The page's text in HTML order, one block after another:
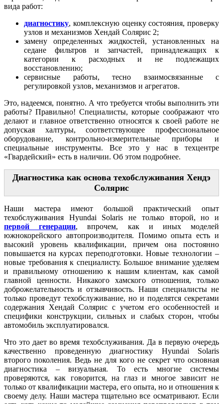
вида работ:
диагностику, комплексную оценку состояния, проверку
узлов и механизмов Хендай Солярис 2;
замену определенных жидкостей, установленных на
седане фильтров и запчастей, принадлежащих к
категории к расходных и не подлежащих
восстановлению;
сервисные работы, тесно взаимосвязанные с
регулировкой узлов, механизмов и агрегатов.
Это, надеемся, понятно. А что требуется чтобы выполнить эти
работы? Правильно! Специалисты, которые соображают что
делают и главное ответственно относятся к своей работе не
допуская халтуры, соответствующее профессиональное
оборудование, контрольно-измерительные приборы и
специальные инструменты. Все это у нас в техцентре
«Гвардейский» есть в наличии. Об этом подробнее.
Диагностика как основа техобслуживания Хендэ
Солярис
Наши мастера имеют большой практический опыт
техобслуживания Hyundai Solaris не только второй, но и
первой генерации, впрочем, как и иных моделей
южнокорейского автопроизводителя. Помимо опыта есть и
высокий уровень квалификации, причем она постоянно
повышается на курсах переподготовки. Новые технологии –
новые требования к специалисту. Большое внимание уделяем
и правильному отношению к нашим клиентам, как самой
главной ценности. Никакого хамского отношения, только
доброжелательность и отзывчивость. Наши специалисты не
только проведут техобслуживание, но и поделятся секретами
содержания Хендай Солярис с учетом его особенностей и
специфики конструкции, сильных и слабых сторон, чтобы
автомобиль эксплуатировался.
Что это дает во время техобслуживания. Да в первую очередь
качественно проведенную диагностику Hyundai Solaris
второго поколения. Ведь не для кого не секрет что основная
диагностика – визуальная. То есть многие системы
проверяются, как говорится, на глаз и многое зависит не
только от квалификации мастера, его опыта, но и отношения к
своему делу. Наши мастера тщательно все осматривают. Если